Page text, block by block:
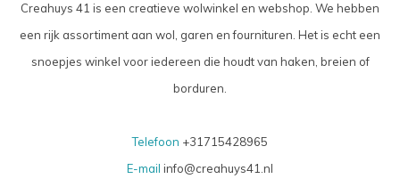
Creahuys 41 is een creatieve wolwinkel en webshop. We hebben
een rijk assortiment aan wol, garen en fournituren. Het is echt een
snoepjes winkel voor iedereen die houdt van haken, breien of
borduren.
Telefoon +31715428965
E-mail info@creahuys41.nl